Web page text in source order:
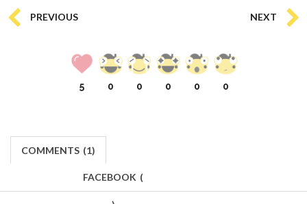
PREVIOUS NEXT
5 0 0 0 0 0
COMMENTS (1)
FACEBOOK (